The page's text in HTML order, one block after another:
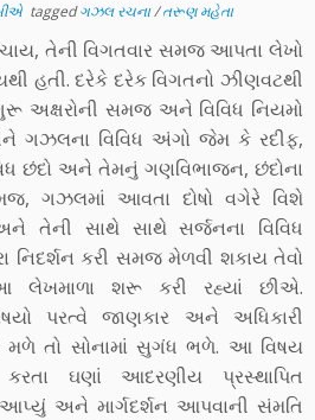
taggedગઝલ રચના/તરૂણ મહેતા
તેની વિગતવાર સમજ આપતા લેખો
હતી. દરેકે દરેક વિગતનો ઝીણવટથી
અક્ષરોની સમજ અને વિવિધ નિયમો
ગઝલના વિવિધ અંગો જેમ કે રદીફ,
છંદો અને તેમનું ગણવિભાજન, છંદોના
ગઝલમાં આવતા દોષો વગેરે વિશે
તેની સાથે સાથે સર્જનના વિવિધ
નિદર્શન કરી સમજ મેળવી શકાય તેવો
લેખમાળા શરૂ કરી રહ્યાં છીએ.
પરત્વે જાણકાર અને અધિકારી
મળે તો સોનામાં સુગંધ ભળે. આ વિષય
કરતા ઘણાં આદરણીય પ્રસ્થાપિત
અને માર્ગદર્શન આપવાની સંમતિ